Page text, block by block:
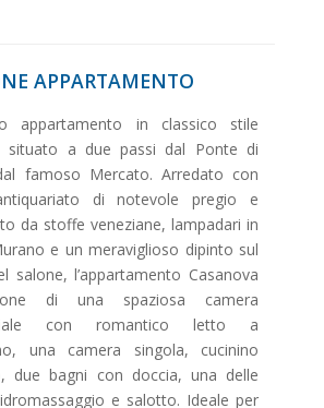
APPARTAMENTO
appartamento in classico stile
situato a due passi dal Ponte di
famoso Mercato. Arredato con
di notevole pregio e
da stoffe veneziane, lampadari in
e un meraviglioso dipinto sul
salone, l’appartamento Casanova
di una spaziosa camera
con romantico letto a
una camera singola, cucinino
due bagni con doccia, una delle
e salotto. Ideale per